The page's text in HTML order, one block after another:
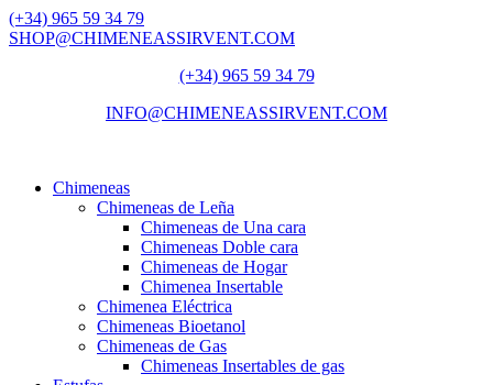
(+34) 965 59 34 79
SHOP@CHIMENEASSIRVENT.COM
(+34) 965 59 34 79
INFO@CHIMENEASSIRVENT.COM
Chimeneas
Chimeneas de Leña
Chimeneas de Una cara
Chimeneas Doble cara
Chimeneas de Hogar
Chimenea Insertable
Chimenea Eléctrica
Chimeneas Bioetanol
Chimeneas de Gas
Chimeneas Insertables de gas